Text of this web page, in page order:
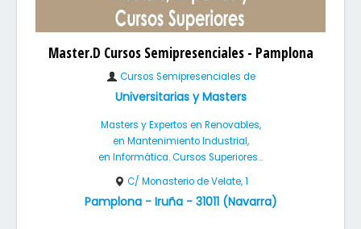
Master.D Cursos Semipresenciales - Pamplona
Cursos Semipresenciales de
Universitarias y Masters
Masters y Expertos en Renovables,
en Mantenimiento Industrial,
en Informática. Cursos Superiores...
C/ Monasterio de Velate, 1
Pamplona - Iruña- 31011(Navarra)